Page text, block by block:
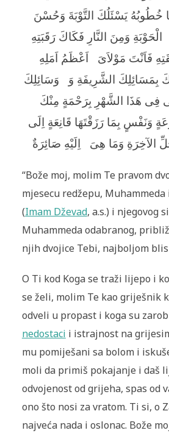
خُطُوبُهُ يَسْئَلُكَ التَّوْبَةَ وَحُسْنَ
الْحَوْبَةِ وَمِنَ النَّارِ فَكَاكَ رَقَبَتِهِ
فَاَنْتَ مَوْلاَىَ
اَعْظَمُ اَمَلِهِ
بِمَسَائِلِكَ الشَّرِيفَةِ وَ
وَسَائِلِكَ
فِى هَذَا الشَّهْرِ بِرَحْمَةٍ مِنْكَ
وَنَفْسٍ بِمَا رَزَقْتَهَا قَانِعَةٍ اِلَى
الآخِرَةِ وَمَا هِىَ
اِلَيْهِ صَائِرَةٌ
“Bože moj, molim Te pravom
mjesecu redžepu,
(Imam Dževad, a.s.) i njegovog
Muhammeda odabranog,
njih dvojice Tebi, najboljom
O Ti kod Koga se traži lijepo i
se želi, molim Te kao griješnik
odveli u propast i koga su
nedostaci i istrajnost na
mu pomiješani sa bolom i
moli da primiš pokajanje i daš
odvojenost od grijeha, spas od
ono što nosi za vratom. Ti si, o
najveća nada i oslonac. Bože